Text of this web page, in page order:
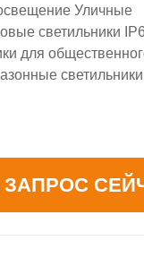
Уличные
светильники
для
светильники
ЗАПРОС